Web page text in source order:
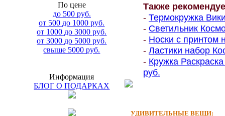
По цене
до 500 руб.
от 500 до 1000 руб.
от 1000 до 3000 руб.
от 3000 до 5000 руб.
свыше 5000 руб.
Информация
БЛОГ О ПОДАРКАХ
Также
- Термокружка
- Светильник
- Носки с принтом
- Ластики набор
- Кружка
руб.
УДИВИТЕЛЬНЫЕ ВЕЩИ: